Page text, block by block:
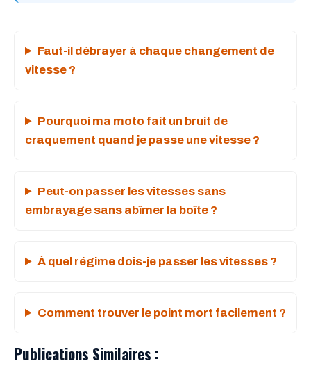
Faut-il débrayer à chaque changement de
vitesse ?
Pourquoi ma moto fait un bruit de
craquement quand je passe une vitesse ?
Peut-on passer les vitesses sans
embrayage sans abîmer la boîte ?
À quel régime dois-je passer les vitesses ?
Comment trouver le point mort facilement ?
Publications Similaires :